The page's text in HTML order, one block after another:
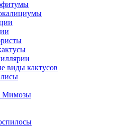
виды кактусов
Мимозы